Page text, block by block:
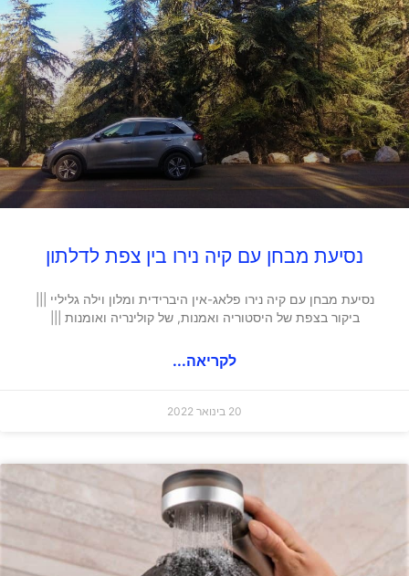
נסיעת מבחן עם קיה נירו בין צפת לדלתון
נסיעת מבחן עם קיה נירו פלאג-אין היברידית ומלון וילה גליליי |||
ביקור בצפת של היסטוריה ואמנות, של קולינריה ואומנות |||
לקריאה...
20 בינואר 2022